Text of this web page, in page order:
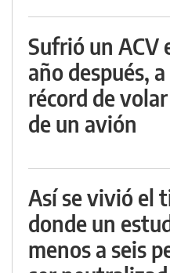
Sufrió un ACV
año después,
récord de
de un avión
Así se vivió el
donde un
menos a seis